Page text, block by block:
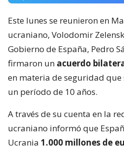
Este lunes se reunieron en
ucraniano, Volodomir
Gobierno de España, Pedro
firmaron un acuerdo
en materia de seguridad
un período de 10 años.
A través de su cuenta en la
ucraniano informó que
Ucrania 1.000 millones de